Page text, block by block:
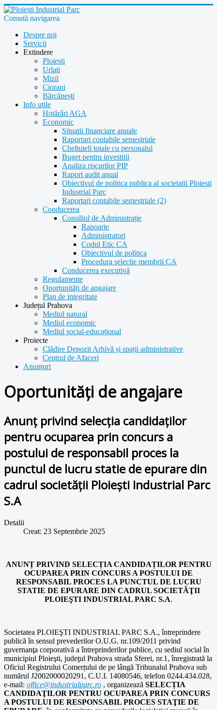
Comută navigarea
Despre noi
Servicii
Extindere
Ploiesti
Urlati
Mizil
Ciorani
Bărcănești
Info utile
Hotărâri AGA
Economic
Situatii financiare anuale
Raportari contabile semestriale
Cheltuieli totale cu personalul
Buget pentru investitii
Analiza riscurilor PIP
Raport audit anual
Obiectivul de politica publica al societatii Ploiesti
Industrial Parc
Raportari contabile semestriale (2)
Conducerea
Consiliul de Administrație
Rapoarte
Administratori
Codul Etic CA
Obiectivul de politica
Procedura selectie membrii CA
Conducerea executivă
Regulamente
Oportunități de angajare
Plan de integritate
Județul Prahova
Mediul natural
Mediul economic
Mediul social-educațional
Proiecte
Clădire Depozit Arhivă și spații administrative
Centrul de Afaceri
Anunțuri
Oportunități de angajare
Anunț privind selecția candidaților
pentru ocuparea prin concurs a
postului de responsabil proces la
punctul de lucru statie de epurare din
cadrul societăţii Ploieşti Industrial Parc
S.A
Detalii
Creat: 23 Septembrie 2025
ANUNȚ PRIVIND SELECȚIA CANDIDAȚILOR PENTRU
OCUPAREA PRIN CONCURS A POSTULUI DE
RESPONSABIL PROCES LA PUNCTUL DE LUCRU
STATIE DE EPURARE DIN CADRUL SOCIETĂŢII
PLOIEŞTI INDUSTRIAL PARC S.A.
Societatea PLOIEŞTI INDUSTRIAL PARC S.A., întreprindere
publică în sensul prevederilor O.U.G. nr.109/2011 privind
guvernanţa corporativă a întreprinderilor publice, cu sediul social în
municipiul Ploieşti, judeţul Prahova strada Sferei, nr.1, înregistrată la
Oficiul Registrului Comerțului de pe lângă Tribunalul Prahova sub
numărul J2002000020291, C.U.I. 14080546, telefon 0244.434.028,
e-mail: office@industrialparc.ro , organizează SELECȚIA
CANDIDAŢILOR PENTRU OCUPAREA PRIN CONCURS
A POSTULUI DE RESPONSABIL PROCES STAŢIE DE